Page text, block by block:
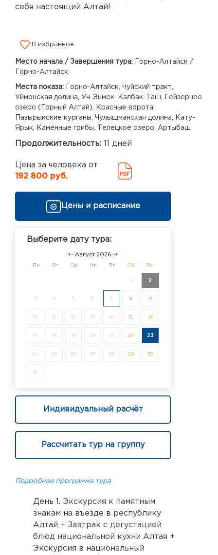
себя настоящий Алтай!
В избранное
Место начала / Завершения тура:
Горно-Алтайск /
Горно-Алтайск
Места показа:
Горно-Алтайск, Чуйский тракт,
Уймонская долина, Уч-Энмек, Калбак-Таш, Гейзерное
озеро (Горный Алтай), Красные ворота,
Пазырыкские курганы, Чулышманская долина, Кату-
Ярык, Каменные грибы, Телецкое озеро, Артыбаш
Продолжительность: 11 дней
Цена за человека от
192 800 руб.
Цены и расписание
Выберите дату тура:
Август 2026
Пн Вт Ср Чт Пт Сб Вс
1 2
3 4 5 6 7 8 9
10 11 12 13 14 15 16
17 18 19 20 21 22 23
24 25 26 27 28 29 30
31
Индивидуальный расчёт
Рассчитать тур на группу
Подробная программа тура
День 1. Экскурсия к памятным
знакам на въезде в республику
Алтай + Завтрак с дегустацией
блюд национальной кухни Алтая +
Экскурсия в национальный